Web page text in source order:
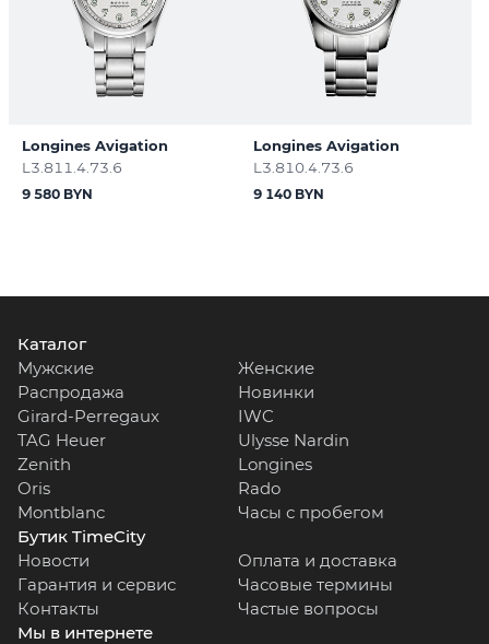
Longines Avigation
L3.811.4.73.6
9 580 BYN
Longines Avigation
L3.810.4.73.6
9 140 BYN
Каталог
Мужские
Женские
Распродажа
Новинки
Girard-Perregaux
IWC
TAG Heuer
Ulysse Nardin
Zenith
Longines
Oris
Rado
Montblanc
Часы с пробегом
Бутик TimeCity
Новости
Оплата и доставка
Гарантия и сервис
Часовые термины
Контакты
Частые вопросы
Мы в интернете